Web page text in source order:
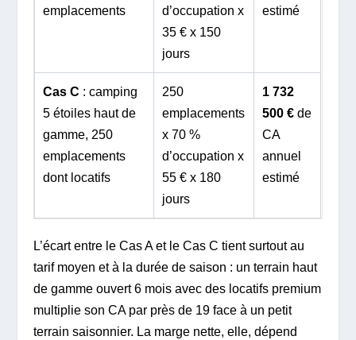
emplacements
d’occupation x
35 € x 150
jours
estimé
Cas C : camping
5 étoiles haut de
gamme, 250
emplacements
dont locatifs
250
emplacements
x 70 %
d’occupation x
55 € x 180
jours
1 732
500 € de
CA
annuel
estimé
L’écart entre le Cas A et le Cas C tient surtout au
tarif moyen et à la durée de saison : un terrain haut
de gamme ouvert 6 mois avec des locatifs premium
multiplie son CA par près de 19 face à un petit
terrain saisonnier. La marge nette, elle, dépend